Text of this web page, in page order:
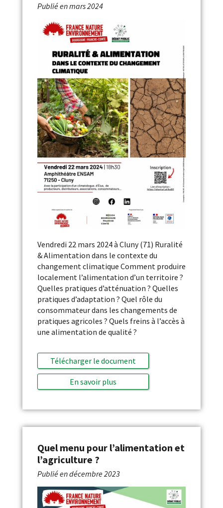
Publié enmars 2024
Vendredi 22 mars 2024 à Cluny (71) Ruralité
& Alimentation dans le contexte du
changement climatique Comment produire
localement l’alimentation d’un territoire ?
Quelles pratiques d’atténuation ? Quelles
pratiques d’adaptation ? Quel rôle du
consommateur dans les changements de
pratiques agricoles ? Quels freins à l’accès à
une alimentation de qualité ?
Télécharger le document
En savoir plus
Quel menu pour l’alimentation et
l’agriculture ?
Publié endécembre 2023